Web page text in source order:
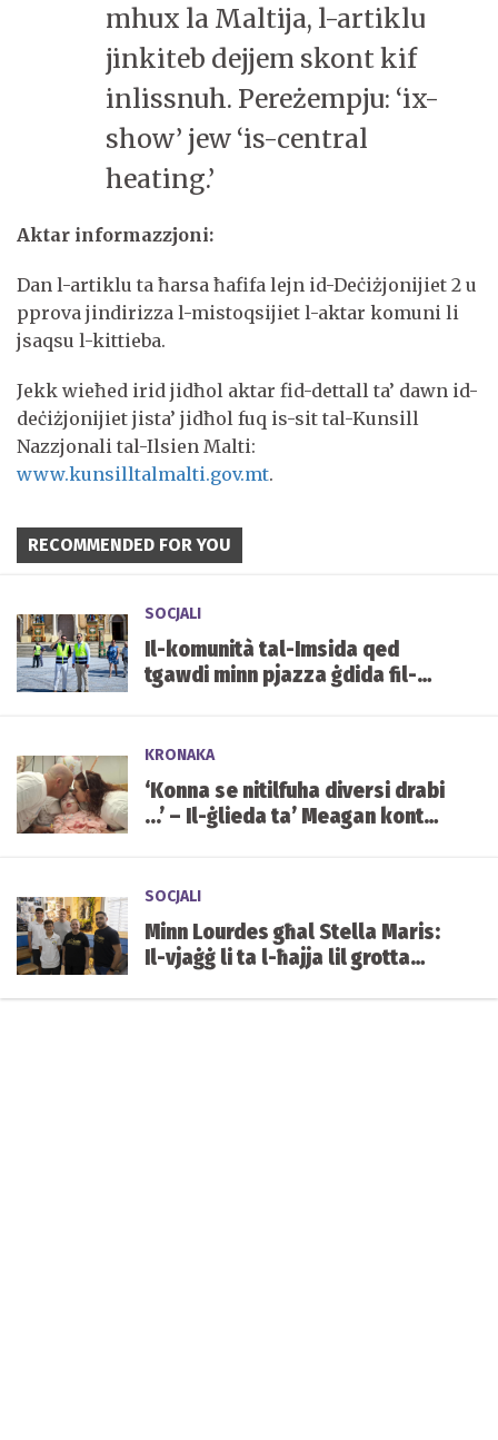
mhux la Maltija, l-artiklu
jinkiteb dejjem skont kif
inlissnuh. Pereżempju: ‘ix-
show’ jew ‘is-central
heating.’
Aktar informazzjoni:
Dan l-artiklu ta ħarsa ħafifa lejn id-Deċiżjonijiet 2 u
pprova jindirizza l-mistoqsijiet l-aktar komuni li
jsaqsu l-kittieba.
Jekk wieħed irid jidħol aktar fid-dettall ta’ dawn id-
deċiżjonijiet jista’ jidħol fuq is-sit tal-Kunsill
Nazzjonali tal-Ilsien Malti:
www.kunsilltalmalti.gov.mt.
RECOMMENDED FOR YOU
SOCJALI
Il-komunità tal-Imsida qed
tgawdi minn pjazza ġdida fil-
KRONAKA
‘Konna se nitilfuha diversi drabi
...’ – Il-ġlieda ta’ Meagan kontra
SOCJALI
Minn Lourdes għal Stella Maris:
Il-vjaġġ li ta l-ħajja lil grotta